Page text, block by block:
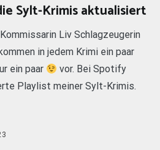
Sylt-Krimis aktualisiert
Liv Schlagzeugerin
in jedem Krimi ein paar
ein paar
vor. Bei Spotify
Playlist meiner Sylt-Krimis.